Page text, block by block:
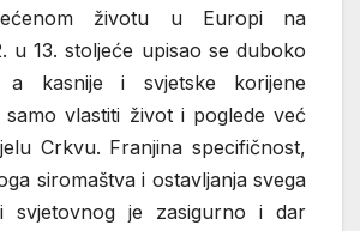
životu u Europi na
u 13. stoljeće upisao se duboko
kasnije i svjetske korijene
samo vlastiti život i poglede već
Crkvu. Franjina specifičnost,
siromaštva i ostavljanja svega
i svjetovnog je zasigurno i dar